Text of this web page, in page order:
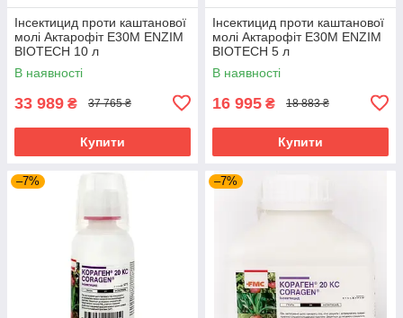
Інсектицид проти каштанової
молі Актарофіт Е30М ENZIM
BIOTECH 10 л
В наявності
33 989 ₴ 37 765 ₴
Купити
Інсектицид проти каштанової
молі Актарофіт Е30М ENZIM
BIOTECH 5 л
В наявності
16 995 ₴ 18 883 ₴
Купити
–7% –7%